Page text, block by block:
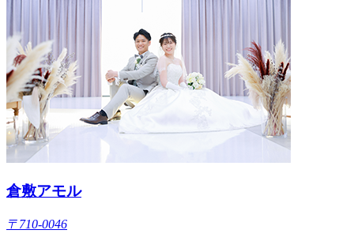
倉敷アモル
〒710-0046